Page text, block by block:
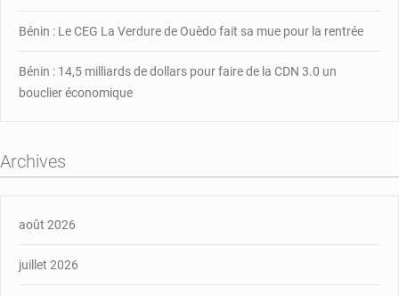
Bénin : Le CEG La Verdure de Ouèdo fait sa mue pour la rentrée
Bénin : 14,5 milliards de dollars pour faire de la CDN 3.0 un
bouclier économique
Archives
août 2026
juillet 2026